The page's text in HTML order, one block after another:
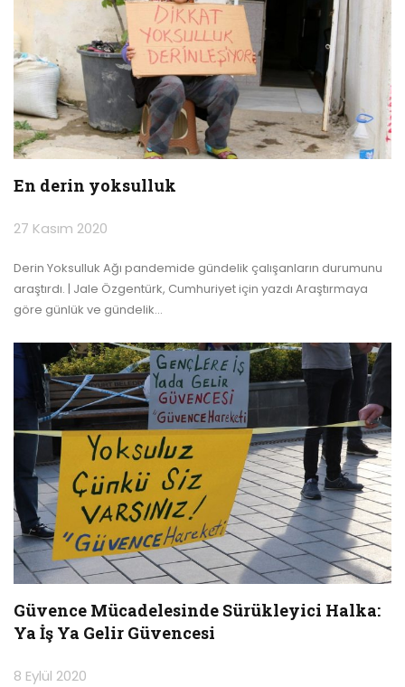
En derin yoksulluk
27 Kasım 2020
Derin Yoksulluk Ağı pandemide gündelik çalışanların durumunu
araştırdı. | Jale Özgentürk, Cumhuriyet için yazdı Araştırmaya
göre günlük ve gündelik…
Güvence Mücadelesinde Sürükleyici Halka:
Ya İş Ya Gelir Güvencesi
8 Eylül 2020